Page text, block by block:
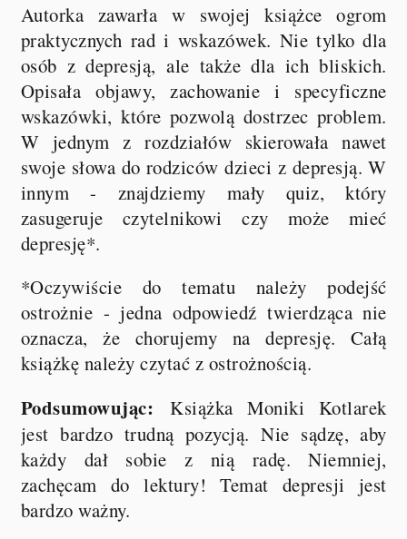
Autorka zawarła w swojej książce ogrom
praktycznych rad i wskazówek. Nie tylko dla
osób z depresją, ale także dla ich bliskich.
Opisała objawy, zachowanie i specyficzne
wskazówki, które pozwolą dostrzec problem.
W jednym z rozdziałów skierowała nawet
swoje słowa do rodziców dzieci z depresją. W
innym - znajdziemy mały quiz, który
zasugeruje czytelnikowi czy może mieć
depresję*.
*Oczywiście do tematu należy podejść
ostrożnie - jedna odpowiedź twierdząca nie
oznacza, że chorujemy na depresję. Całą
książkę należy czytać z ostrożnością.
Podsumowując: Książka Moniki Kotlarek
jest bardzo trudną pozycją. Nie sądzę, aby
każdy dał sobie z nią radę. Niemniej,
zachęcam do lektury! Temat depresji jest
bardzo ważny.